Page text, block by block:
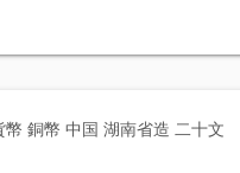
銅幣 中国 湖南省造 二十文